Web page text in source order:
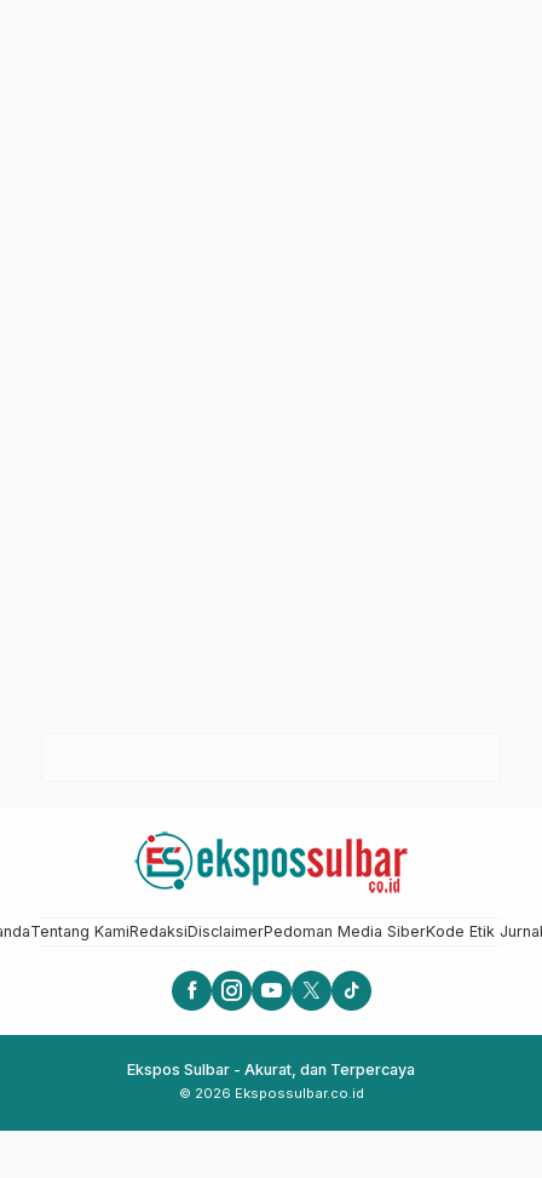
Tentang KamiRedaksiDisclaimerPedoman Media SiberKode Etik
Ekspos Sulbar - Akurat, dan Terpercaya
© 2026 Ekspossulbar.co.id